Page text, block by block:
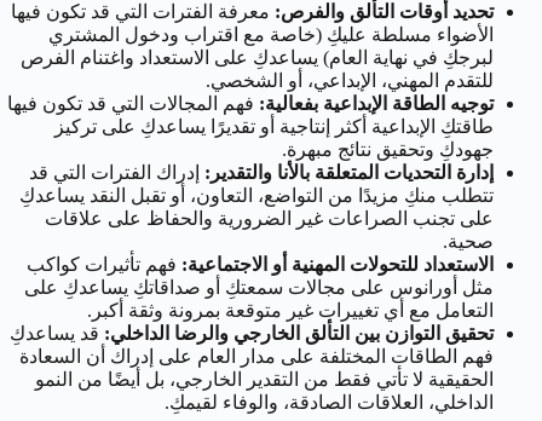
تحديد أوقات التألق والفرص: معرفة الفترات التي قد تكون فيها
الأضواء مسلطة عليكِ (خاصة مع اقتراب ودخول المشتري
لبرجكِ في نهاية العام) يساعدكِ على الاستعداد واغتنام الفرص
للتقدم المهني، الإبداعي، أو الشخصي.
توجيه الطاقة الإبداعية بفعالية: فهم المجالات التي قد تكون فيها
طاقتكِ الإبداعية أكثر إنتاجية أو تقديرًا يساعدكِ على تركيز
جهودكِ وتحقيق نتائج مبهرة.
إدارة التحديات المتعلقة بالأنا والتقدير: إدراك الفترات التي قد
تتطلب منكِ مزيدًا من التواضع، التعاون، أو تقبل النقد يساعدكِ
على تجنب الصراعات غير الضرورية والحفاظ على علاقات
صحية.
الاستعداد للتحولات المهنية أو الاجتماعية: فهم تأثيرات كواكب
مثل أورانوس على مجالات سمعتكِ أو صداقاتكِ يساعدكِ على
التعامل مع أي تغييرات غير متوقعة بمرونة وثقة أكبر.
تحقيق التوازن بين التألق الخارجي والرضا الداخلي: قد يساعدكِ
فهم الطاقات المختلفة على مدار العام على إدراك أن السعادة
الحقيقية لا تأتي فقط من التقدير الخارجي، بل أيضًا من النمو
الداخلي، العلاقات الصادقة، والوفاء لقيمكِ.